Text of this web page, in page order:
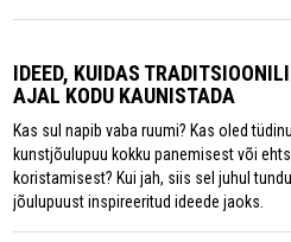
IDEED, KUIDAS
AJAL KODU KAUNISTADA
Kas sul napib vaba ruumi? Kas oled
kunstjõulupuu kokku panemisest või
koristamisest? Kui jah, siis sel juhul
jõulupuust inspireeritud ideede jaoks.